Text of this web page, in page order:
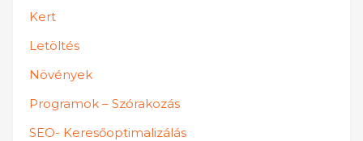
Kert
Letöltés
Növények
Programok – Szórakozás
SEO- Keresőoptimalizálás